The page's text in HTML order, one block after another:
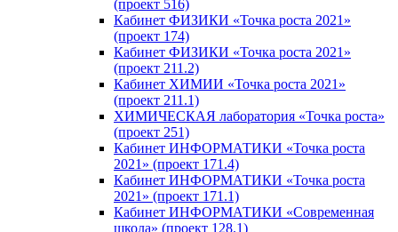
(проект 516)
Кабинет ФИЗИКИ «Точка роста 2021»
(проект 174)
Кабинет ФИЗИКИ «Точка роста 2021»
(проект 211.2)
Кабинет ХИМИИ «Точка роста 2021»
(проект 211.1)
ХИМИЧЕСКАЯ лаборатория «Точка роста»
(проект 251)
Кабинет ИНФОРМАТИКИ «Точка роста
2021» (проект 171.4)
Кабинет ИНФОРМАТИКИ «Точка роста
2021» (проект 171.1)
Кабинет ИНФОРМАТИКИ «Современная
школа» (проект 128.1)